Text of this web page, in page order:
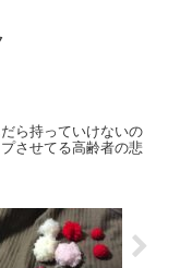
ら持っていけないの
させてる高齢者の悲